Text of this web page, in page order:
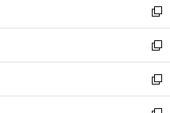
く
で
開
く
ド
ウ
で
開
く
ィ
ン
ド
ウ
で
開
い
ウ
ィ
ン
ド
ウ
新
し
い
ウ
ィ
ン
新
し
い
ウ
新
し